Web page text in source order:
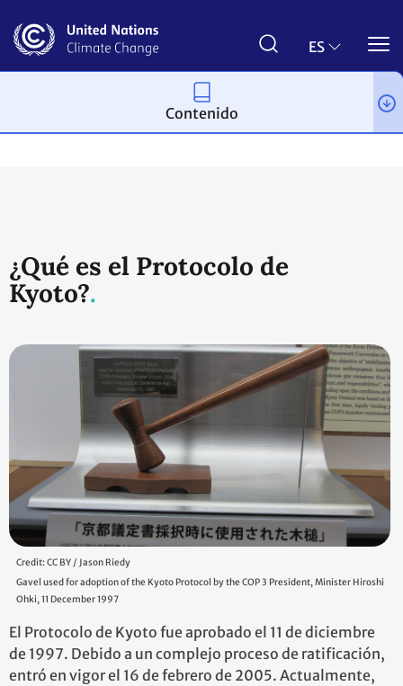
contenido
ES
¿Qué es el Protocolo de
Kyoto?
Credit: CC BY / Jason Riedy
Gavel used for adoption of the Kyoto Protocol by the COP 3 President, Minister Hiroshi
Ohki, 11 December 1997
El Protocolo de Kyoto fue aprobado el 11 de diciembre
de 1997. Debido a un complejo proceso de ratificación,
entró en vigor el 16 de febrero de 2005. Actualmente,
Contenido